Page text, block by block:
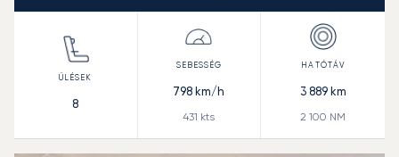
8
798 km/h
431 kts
3 889km
2 100 NM